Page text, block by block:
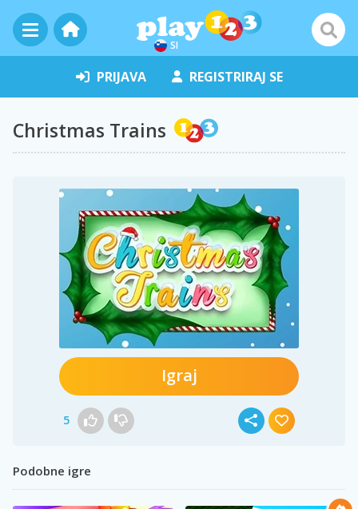
SI
PRIJAVA REGISTRIRAJ SE
Christmas Trains
Igraj
5
Podobne igre